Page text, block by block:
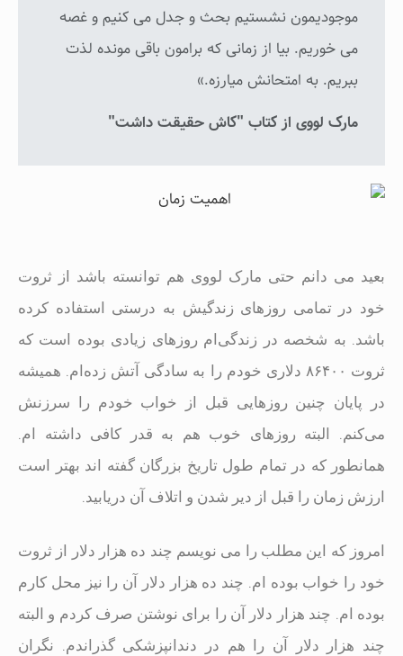
موجودیمون نشستیم بحث و جدل می کنیم و غصه
می خوریم. بیا از زمانی که برامون باقی مونده لذت
ببریم. به امتحانش میارزه.»
مارک لووی از کتاب "کاش حقیقت داشت"
بعید می دانم حتی مارک لووی هم توانسته باشد از ثروت
خود در تمامی روزهای زندگیش به درستی استفاده کرده
باشد. به شخصه در زندگی‌ام روزهای زیادی بوده است که
ثروت ۸۶۴۰۰ دلاری خودم را به سادگی آتش زده‌ام. همیشه
در پایان چنین روزهایی قبل از خواب خودم را سرزنش
می‌کنم. البته روزهای خوب هم به قدر کافی داشته ام.
همانطور که در تمام طول تاریخ بزرگان گفته اند بهتر است
ارزش زمان را قبل از دیر شدن و اتلاف آن دریابید.
امروز که این مطلب را می نویسم چند ده هزار دلار از ثروت
خود را خواب بوده ام. چند ده هزار دلار آن را نیز محل کارم
بوده ام. چند هزار دلار آن را برای نوشتن صرف کردم و البته
چند هزار دلار آن را هم در دندانپزشکی گذراندم. نگران